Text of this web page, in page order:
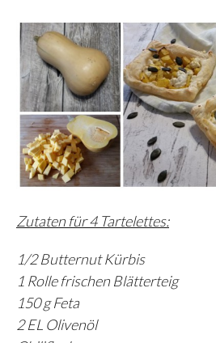
Zutaten für 4 Tartelettes:
1/2 Butternut Kürbis
1 Rolle frischen Blätterteig
150 g Feta
2 EL Olivenöl